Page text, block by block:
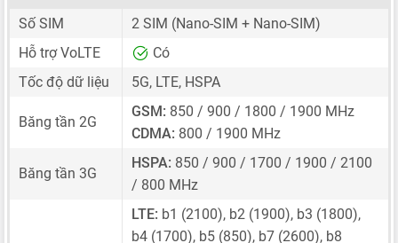
Số SIM
2 SIM (Nano-SIM + Nano-SIM)
Hỗ trợ VoLTE
Có
Tốc độ dữ liệu
5G, LTE, HSPA
Băng tần 2G
GSM: 850 / 900 / 1800 / 1900 MHz
CDMA: 800 / 1900 MHz
Băng tần 3G
HSPA: 850 / 900 / 1700 / 1900 / 2100
/ 800 MHz
LTE: b1 (2100), b2 (1900), b3 (1800),
b4 (1700), b5 (850), b7 (2600), b8